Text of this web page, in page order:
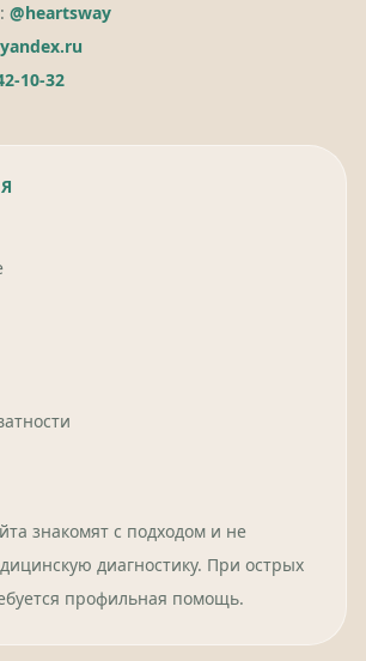
@heartsway
10-32
знакомят с подходом и не
диагностику. При острых
профильная помощь.